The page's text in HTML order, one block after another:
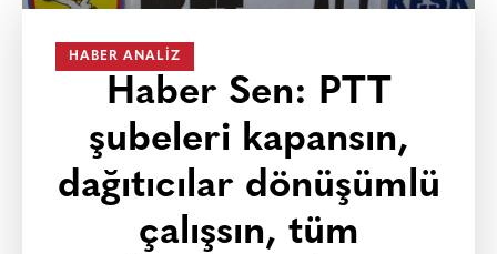
HABER ANALIZ
Haber Sen: PTT
şubeleri kapansın,
dağıtıcılar dönüşümlü
çalışsın, tüm